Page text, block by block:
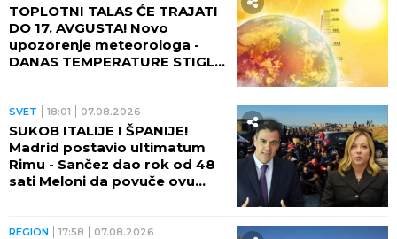
TOPLOTNI TALAS ĆE TRAJATI
DO 17. AVGUSTA! Novo
upozorenje meteorologa -
DANAS TEMPERATURE STIGLE
SVET 18:01 07.08.2026
SUKOB ITALIJE I ŠPANIJE!
Madrid postavio ultimatum
Rimu - Sančez dao rok od 48
sati Meloni da povuče ovu
REGION 17:58 07.08.2026